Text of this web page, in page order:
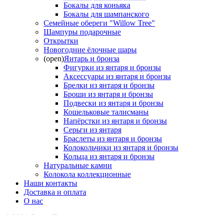
Бокалы для коньяка
Бокалы для шампанского
Семейные обереги "Willow Tree"
Шампуры подарочные
Открытки
Новогодние ёлочные шары
(open)Янтарь и бронза
Фигурки из янтаря и бронзы
Аксессуары из янтаря и бронзы
Брелки из янтаря и бронзы
Броши из янтаря и бронзы
Подвески из янтаря и бронзы
Кошельковые талисманы
Напёрстки из янтаря и бронзы
Серьги из янтаря
Браслеты из янтаря и бронзы
Колокольчики из янтаря и бронзы
Кольца из янтаря и бронзы
Натуральные камни
Колокола коллекционные
Наши контакты
Доставка и оплата
О нас